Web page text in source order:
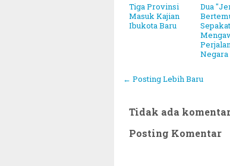
Tiga Provinsi
Masuk Kajian
Ibukota Baru
Dua
Sepakat
Negara
← Posting Lebih Baru
Tidak ada
Posting Komentar
~||~ Muhammadiyah